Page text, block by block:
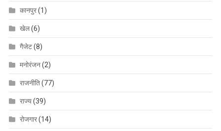
कानपुर(1)
खेल(6)
गैजेट(8)
मनोरंजन(2)
राजनीति(77)
राज्य(39)
रोजगार(14)